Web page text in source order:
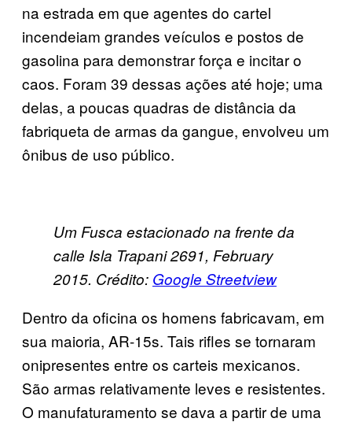
na estrada em que agentes do cartel
incendeiam grandes veículos e postos de
gasolina para demonstrar força e incitar o
caos. Foram 39 dessas ações até hoje; uma
delas, a poucas quadras de distância da
fabriqueta de armas da gangue, envolveu um
ônibus de uso público.
Um Fusca estacionado na frente da
calle Isla Trapani 2691, February
2015. Crédito: Google Streetview
Dentro da oficina os homens fabricavam, em
sua maioria, AR-15s. Tais rifles se tornaram
onipresentes entre os carteis mexicanos.
São armas relativamente leves e resistentes.
O manufaturamento se dava a partir de uma